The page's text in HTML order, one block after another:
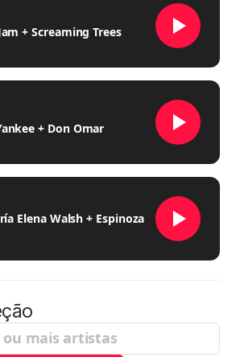
+ Screaming Trees
+ Don Omar
Elena Walsh + Espinoza